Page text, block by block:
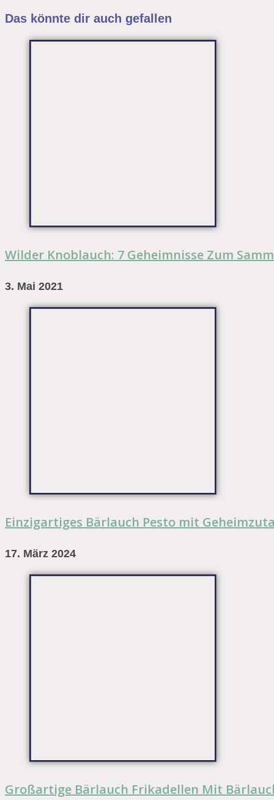
Das könnte dir auch gefallen
Wilder Knoblauch: 7 Geheimnisse Zum
3. Mai 2021
Einzigartiges Bärlauch Pesto mit
17. März 2024
Großartige Bärlauch Frikadellen Mit